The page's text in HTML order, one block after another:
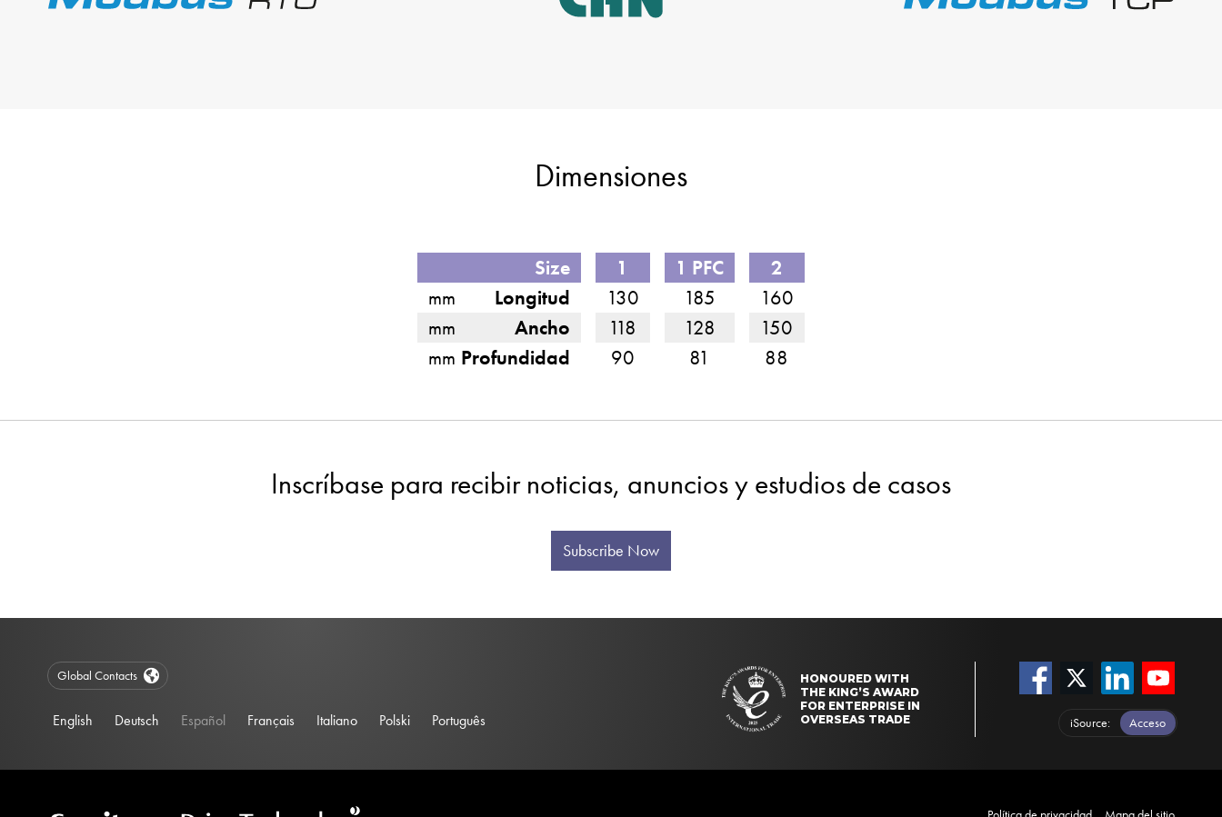
Dimensiones
Size 1 1 PFC
2
mm
Longitud 130 185
160
mm
Ancho 118 128
150
mm Profundidad 90 81 88
Inscríbase para recibir noticias, anuncios y estudios de casos
Subscribe Now
HONOURED WITH
THE KING’S AWARD
FOR ENTERPRISE IN
OVERSEAS TRADE
iSource Acceso
Global Contacts
English Deutsch Español Français Italiano Polski Português